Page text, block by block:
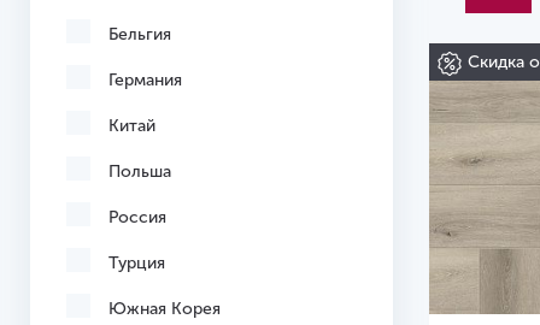
Серо-коричневый
Серый
Темно-коричневый
Темно-серый
Черный
Желтый
Желто-красный
Бельгия
Германия
Китай
Польша
Россия
Турция
Южная Корея
Скидка